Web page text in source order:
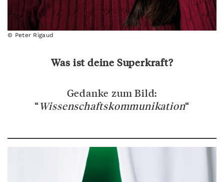
© Peter Rigaud
Was ist deine Superkraft?
Gedanke zum Bild:
“Wissenschaftskommunikation“